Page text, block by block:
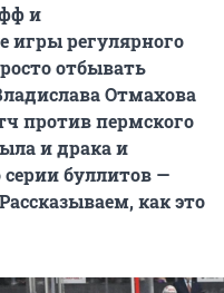
и
игры регулярного
отбывать
Отмахова
против пермского
и драка и
буллитов —
как это